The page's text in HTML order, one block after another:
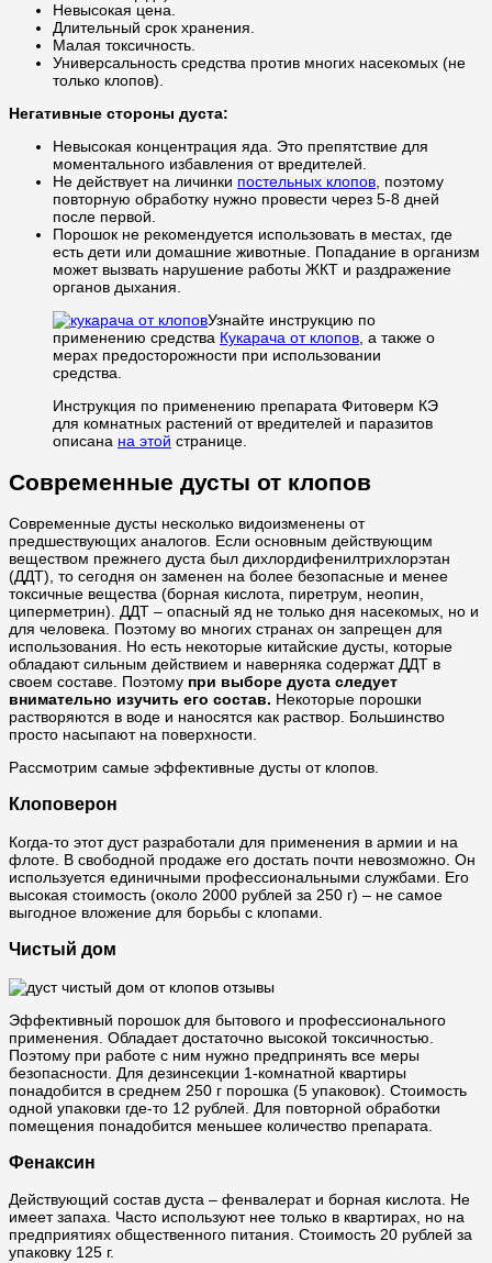
Невысокая цена.
Длительный срок хранения.
Малая токсичность.
Универсальность средства против многих насекомых (не
только клопов).
Негативные стороны дуста:
Невысокая концентрация яда. Это препятствие для
моментального избавления от вредителей.
Не действует на личинки постельных клопов , поэтому
повторную обработку нужно провести через 5-8 дней
после первой.
Порошок не рекомендуется использовать в местах, где
есть дети или домашние животные. Попадание в организм
может вызвать нарушение работы ЖКТ и раздражение
органов дыхания.
Узнайте инструкцию по
применению средства Кукарача от клопов , а также о
мерах предосторожности при использовании
средства.
Инструкция по применению препарата Фитоверм КЭ
для комнатных растений от вредителей и паразитов
описана на этой странице.
Современные дусты от клопов
Современные дусты несколько видоизменены от
предшествующих аналогов. Если основным действующим
веществом прежнего дуста был дихлордифенилтрихлорэтан
(ДДТ), то сегодня он заменен на более безопасные и менее
токсичные вещества (борная кислота, пиретрум, неопин,
циперметрин). ДДТ – опасный яд не только дня насекомых, но и
для человека. Поэтому во многих странах он запрещен для
использования. Но есть некоторые китайские дусты, которые
обладают сильным действием и наверняка содержат ДДТ в
своем составе. Поэтому при выборе дуста следует
внимательно изучить его состав. Некоторые порошки
растворяются в воде и наносятся как раствор. Большинство
просто насыпают на поверхности.
Рассмотрим самые эффективные дусты от клопов.
Клоповерон
Когда-то этот дуст разработали для применения в армии и на
флоте. В свободной продаже его достать почти невозможно. Он
используется единичными профессиональными службами. Его
высокая стоимость (около 2000 рублей за 250 г) – не самое
выгодное вложение для борьбы с клопами.
Чистый дом
Эффективный порошок для бытового и профессионального
применения. Обладает достаточно высокой токсичностью.
Поэтому при работе с ним нужно предпринять все меры
безопасности. Для дезинсекции 1-комнатной квартиры
понадобится в среднем 250 г порошка (5 упаковок). Стоимость
одной упаковки где-то 12 рублей. Для повторной обработки
помещения понадобится меньшее количество препарата.
Фенаксин
Действующий состав дуста – фенвалерат и борная кислота. Не
имеет запаха. Часто используют нее только в квартирах, но на
предприятиях общественного питания. Стоимость 20 рублей за
упаковку 125 г.